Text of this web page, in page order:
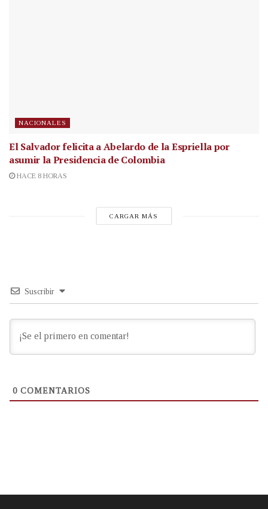
NACIONALES
El Salvador felicita a Abelardo de la Espriella por
asumir la Presidencia de Colombia
HACE 8 HORAS
CARGAR MÁS
Suscribir
0 COMENTARIOS